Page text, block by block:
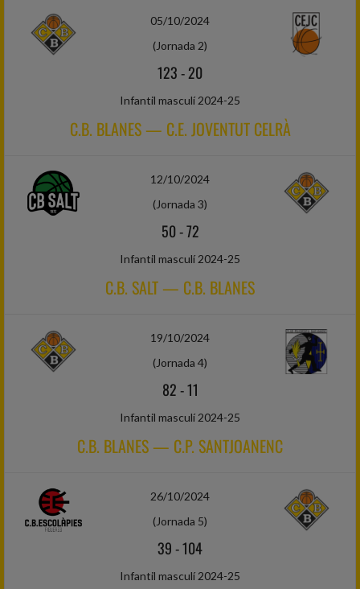
05/10/2024
(Jornada 2)
123-20
Infantil masculí 2024-25
C.B. BLANES — C.E. JOVENTUT CELRÀ
12/10/2024
(Jornada 3)
50-72
Infantil masculí 2024-25
C.B. SALT — C.B. BLANES
19/10/2024
(Jornada 4)
82-11
Infantil masculí 2024-25
C.B. BLANES — C.P. SANTJOANENC
26/10/2024
(Jornada 5)
39-104
Infantil masculí 2024-25